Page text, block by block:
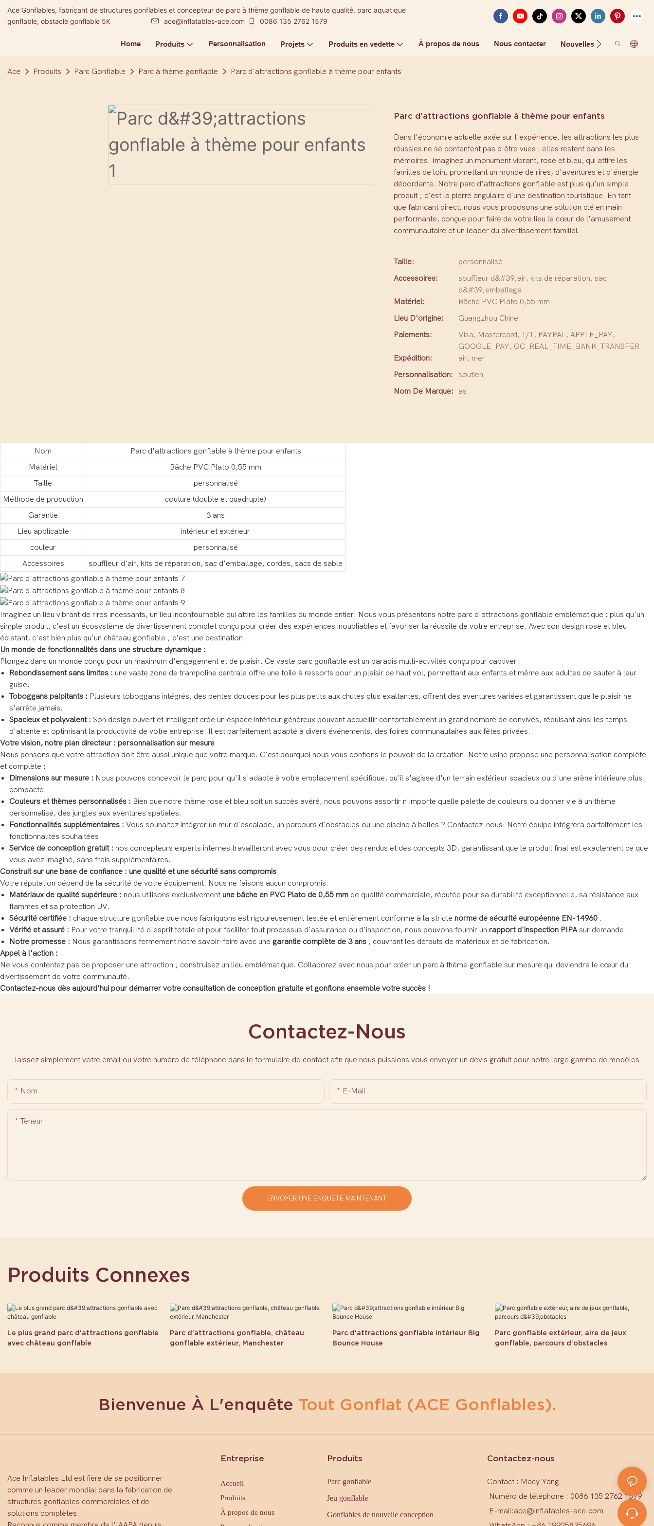
Ace Gonflables, fabricant de structures gonflables et concepteur de parc à thème gonflable de haute qualité, parc aquatique
gonflable, obstacle gonflable 5K
ace@inflatables-ace.com 0086 135 2762 1579
Home Produits Personnalisation Projets Produits en vedette À propos de nous Nous contacter Nouvelles FAQ
Ace Produits Parc Gonflable Parc à thème gonflable Parc d'attractions gonflable à thème pour enfants
Parc d'attractions gonflable à thème pour enfants
Dans l'économie actuelle axée sur l'expérience, les attractions les plus
réussies ne se contentent pas d'être vues : elles restent dans les
mémoires. Imaginez un monument vibrant, rose et bleu, qui attire les
familles de loin, promettant un monde de rires, d'aventures et d'énergie
débordante. Notre parc d'attractions gonflable est plus qu'un simple
produit ; c'est la pierre angulaire d'une destination touristique. En tant
que fabricant direct, nous vous proposons une solution clé en main
performante, conçue pour faire de votre lieu le cœur de l'amusement
communautaire et un leader du divertissement familial.
Taille:
personnalisé
Accessoires:
souffleur d&#39;air, kits de réparation, sac
d&#39;emballage
Matériel:
Bâche PVC Plato 0,55 mm
Lieu D'origine:
Guangzhou Chine
Paiements:
Visa, Mastercard, T/T, PAYPAL, APPLE_PAY,
GOOGLE_PAY, GC_REAL_TIME_BANK_TRANSFER
Expédition:
air, mer
Personnalisation:
soutien
Nom De Marque:
as
Nom
Parc d'attractions gonflable à thème pour enfants
Matériel
Bâche PVC Plato 0,55 mm
Taille
personnalisé
Méthode de production
couture (double et quadruple)
Garantie
3 ans
Lieu applicable
intérieur et extérieur
couleur
personnalisé
Accessoires
souffleur d'air, kits de réparation, sac d'emballage, cordes, sacs de sable
Imaginez un lieu vibrant de rires incessants, un lieu incontournable qui attire les familles du monde entier. Nous vous présentons notre parc d'attractions gonflable emblématique : plus qu'un
simple produit, c'est un écosystème de divertissement complet conçu pour créer des expériences inoubliables et favoriser la réussite de votre entreprise. Avec son design rose et bleu
éclatant, c'est bien plus qu'un château gonflable ; c'est une destination.
Un monde de fonctionnalités dans une structure dynamique :
Plongez dans un monde conçu pour un maximum d'engagement et de plaisir. Ce vaste parc gonflable est un paradis multi-activités conçu pour captiver :
Rebondissement sans limites : une vaste zone de trampoline centrale offre une toile à ressorts pour un plaisir de haut vol, permettant aux enfants et même aux adultes de sauter à leur
guise.
Toboggans palpitants : Plusieurs toboggans intégrés, des pentes douces pour les plus petits aux chutes plus exaltantes, offrent des aventures variées et garantissent que le plaisir ne
s'arrête jamais.
Spacieux et polyvalent : Son design ouvert et intelligent crée un espace intérieur généreux pouvant accueillir confortablement un grand nombre de convives, réduisant ainsi les temps
d'attente et optimisant la productivité de votre entreprise. Il est parfaitement adapté à divers événements, des foires communautaires aux fêtes privées.
Votre vision, notre plan directeur : personnalisation sur mesure
Nous pensons que votre attraction doit être aussi unique que votre marque. C'est pourquoi nous vous confions le pouvoir de la création. Notre usine propose une personnalisation complète
et complète :
Dimensions sur mesure : Nous pouvons concevoir le parc pour qu'il s'adapte à votre emplacement spécifique, qu'il s'agisse d'un terrain extérieur spacieux ou d'une arène intérieure plus
compacte.
Couleurs et thèmes personnalisés : Bien que notre thème rose et bleu soit un succès avéré, nous pouvons assortir n'importe quelle palette de couleurs ou donner vie à un thème
personnalisé, des jungles aux aventures spatiales.
Fonctionnalités supplémentaires : Vous souhaitez intégrer un mur d'escalade, un parcours d'obstacles ou une piscine à balles ? Contactez-nous. Notre équipe intégrera parfaitement les
fonctionnalités souhaitées.
Service de conception gratuit : nos concepteurs experts internes travailleront avec vous pour créer des rendus et des concepts 3D, garantissant que le produit final est exactement ce que
vous avez imaginé, sans frais supplémentaires.
Construit sur une base de confiance : une qualité et une sécurité sans compromis
Votre réputation dépend de la sécurité de votre équipement. Nous ne faisons aucun compromis.
Matériaux de qualité supérieure : nous utilisons exclusivement une bâche en PVC Plato de 0,55 mm de qualité commerciale, réputée pour sa durabilité exceptionnelle, sa résistance aux
flammes et sa protection UV.
Sécurité certifiée : chaque structure gonflable que nous fabriquons est rigoureusement testée et entièrement conforme à la stricte norme de sécurité européenne EN-14960 .
Vérifié et assuré : Pour votre tranquillité d'esprit totale et pour faciliter tout processus d'assurance ou d'inspection, nous pouvons fournir un rapport d'inspection PIPAsur demande.
Notre promesse : Nous garantissons fermement notre savoir-faire avec une garantie complète de 3 ans , couvrant les défauts de matériaux et de fabrication.
Appel à l'action :
Ne vous contentez pas de proposer une attraction ; construisez un lieu emblématique. Collaborez avec nous pour créer un parc à thème gonflable sur mesure qui deviendra le cœur du
divertissement de votre communauté.
Contactez-nous dès aujourd'hui pour démarrer votre consultation de conception gratuite et gonflons ensemble votre succès !
Contactez-Nous
laissez simplement votre email ou votre numéro de téléphone dans le formulaire de contact afin que nous puissions vous envoyer un devis gratuit pour notre large gamme de modèles
Nom E-Mail
Teneur
ENVOYER UNE ENQUÊTE MAINTENANT
Produits Connexes
Le plus grand parc d'attractions gonflable
avec château gonflable
Parc d'attractions gonflable, château
gonflable extérieur, Manchester
Parc d'attractions gonflable intérieur Big
Bounce House
Parc gonflable extérieur, aire de jeux
gonflable, parcours d'obstacles
Bienvenue À L'enquête Tout Gonflat (ACE Gonflables).
Ace Inflatables Ltd est fière de se positionner
comme un leader mondial dans la fabrication de
structures gonflables commerciales et de
solutions complètes.
Entreprise
Accueil
Produits
À propos de nous
Produits
Parc gonflable
Jeu gonflable
Gonflables de nouvelle conception
Contactez-nous
Contact : Macy Yang
Numéro de téléphone : 0086 135 2762 1579
E-mail:ace@inflatables-ace.com